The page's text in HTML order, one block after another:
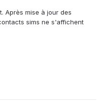
Après mise à jour des
sims ne s'affichent